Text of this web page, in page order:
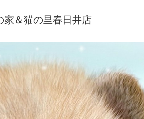
＆猫の里春日井店